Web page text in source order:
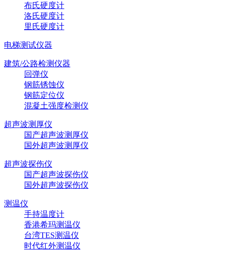
布氏硬度计
洛氏硬度计
里氏硬度计
电梯测试仪器
建筑/公路检测仪器
回弹仪
钢筋锈蚀仪
钢筋定位仪
混凝土强度检测仪
超声波测厚仪
国产超声波测厚仪
国外超声波测厚仪
超声波探伤仪
国产超声波探伤仪
国外超声波探伤仪
测温仪
手持温度计
香港希玛测温仪
台湾TES测温仪
时代红外测温仪